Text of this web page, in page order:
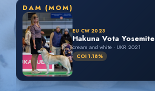
DAM (MOM)
EU CW 2023
Hakuna Vota Yosemite
cream and white · UKR 2021
COI 1.18%